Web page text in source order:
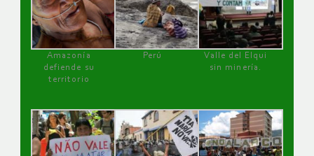
Amazonía
defiende su
territorio
Perú
Valle del Elqui
sin minería.